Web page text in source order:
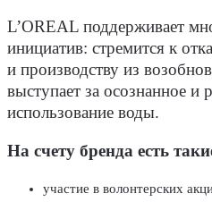
L’OREAL поддерживает
инициатив: стремится к
и производству из
выступает за осознанное и
использование воды.
На счету бренда есть
участие в волонтерских